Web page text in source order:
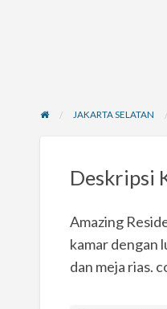
JAKARTA SELATAN
Deskripsi
Amazing
kamar dengan
dan meja rias.